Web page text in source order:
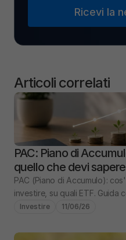
Ricevi la
Articoli correlati
PAC: Piano di
quello che devi sapere
PAC (Piano di Accumulo):
investire, su quali ETF. Guida
e confronto PIC vs PAC.
Investire 11/06/26